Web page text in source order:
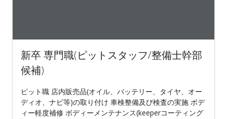
新卒 専門職(ピットスタッフ/整備士幹部
候補)
ピット職 店内販売品(オイル、バッテリー、タイヤ、オー
ディオ、ナビ等)の取り付け 車検整備及び検査の実施 ボデ
ィー軽度補修 ボディーメンテナンス(keeperコーティング